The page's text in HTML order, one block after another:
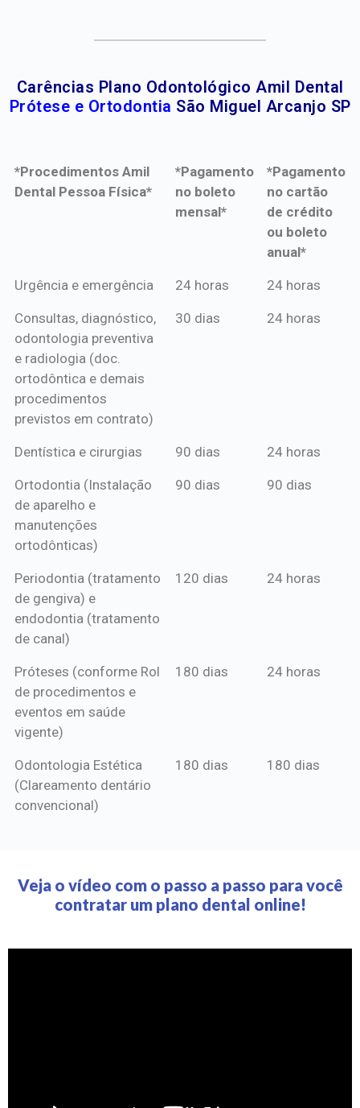
Carências Plano Odontológico Amil Dental
Prótese e Ortodontia São Miguel Arcanjo SP
*Procedimentos Amil
Dental Pessoa Física*
*Pagamento
no boleto
mensal*
*Pagamento
no cartão
de crédito
ou boleto
anual*
*Procedimentos Amil
*Pagamento
mensal*
*Pagamento
de crédito
Urgência e emergência 24 horas 24 horas
Consultas, diagnóstico,
odontologia preventiva
e radiologia (doc.
ortodôntica e demais
procedimentos
previstos em contrato)
30 dias 24 horas
Dentística e cirurgias 90 dias 24 horas
Ortodontia (Instalação
de aparelho e
manutenções
ortodônticas)
90 dias 90 dias
Periodontia (tratamento
de gengiva) e
endodontia (tratamento
de canal)
120 dias 24 horas
Próteses (conforme Rol
de procedimentos e
eventos em saúde
vigente)
180 dias 24 horas
Odontologia Estética
(Clareamento dentário
convencional)
180 dias 180 dias
Veja o vídeo com o passo a passo para você
contratar um plano dental online!